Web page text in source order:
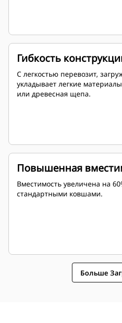
Гибкость
С легкостью перевозит,
укладывает легкие
или древесная щепа.
Повышенная
Вместимость увеличена на
стандартными ковшами.
Больше